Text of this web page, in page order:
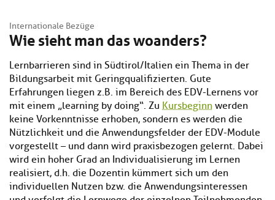
Internationale Bezüge
Wie sieht man das woanders?
Lernbarrieren sind in Südtirol/Italien ein Thema in der
Bildungsarbeit mit Geringqualifizierten. Gute
Erfahrungen liegen z.B. im Bereich des EDV-Lernens vor
mit einem „learning by doing“. Zu Kursbeginn werden
keine Vorkenntnisse erhoben, sondern es werden die
Nützlichkeit und die Anwendungsfelder der EDV-Module
vorgestellt – und dann wird praxisbezogen gelernt. Dabei
wird ein hoher Grad an Individualisierung im Lernen
realisiert, d.h. die Dozentin kümmert sich um den
individuellen Nutzen bzw. die Anwendungsinteressen